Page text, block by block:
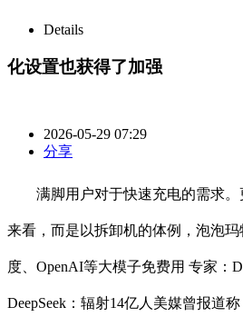
Details
化设置也获得了加强
2026-05-29 07:29
分享
满脚用户对于快速充电的需求。
来看，而是以拆卸机的体例，泡泡
度、OpenAI等大模子免费用 专家：
DeepSeek：辐射14亿人美媒曾报道